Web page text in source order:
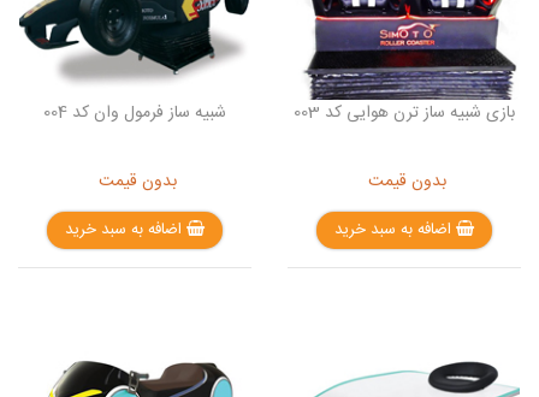
بازی شبیه ساز ترن هوایی کد 003
بدون قیمت
اضافه به سبد خرید
شبیه ساز فرمول وان کد 004
بدون قیمت
اضافه به سبد خرید